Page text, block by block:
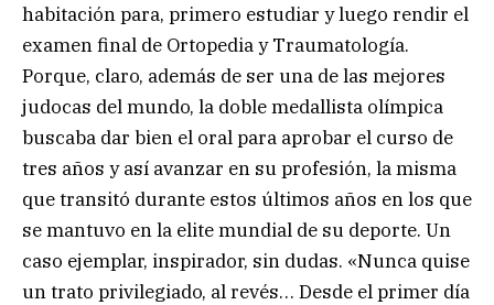
habitación para, primero estudiar y luego rendir el
examen final de Ortopedia y Traumatología.
Porque, claro, además de ser una de las mejores
judocas del mundo, la doble medallista olímpica
buscaba dar bien el oral para aprobar el curso de
tres años y así avanzar en su profesión, la misma
que transitó durante estos últimos años en los que
se mantuvo en la elite mundial de su deporte. Un
caso ejemplar, inspirador, sin dudas. «Nunca quise
un trato privilegiado, al revés… Desde el primer día